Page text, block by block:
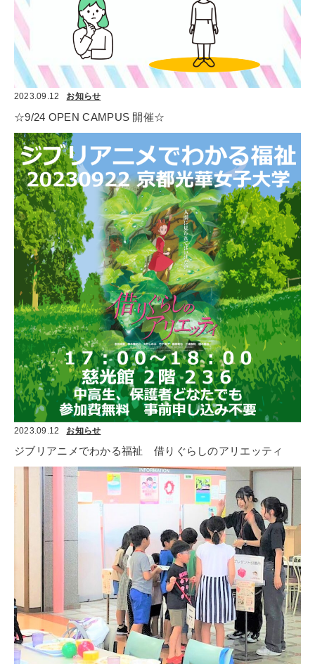
2023.09.12 お知らせ
☆9/24 OPEN CAMPUS 開催☆
2023.09.12 お知らせ
ジブリアニメでわかる福祉　借りぐらしのアリエッティ